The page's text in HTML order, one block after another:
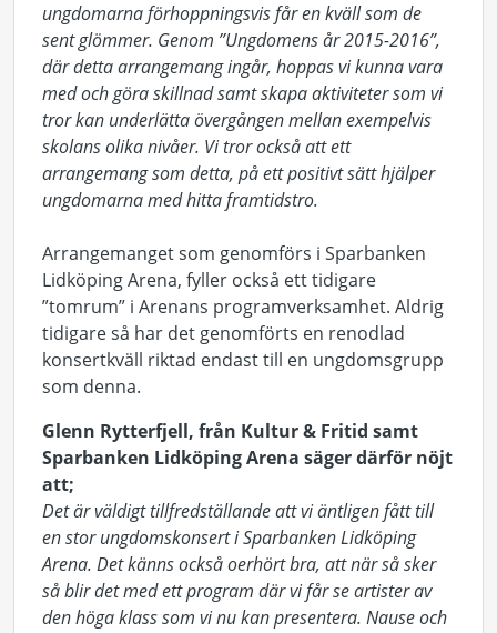
ungdomarna förhoppningsvis får en kväll som de
sent glömmer. Genom ”Ungdomens år 2015-2016”,
där detta arrangemang ingår, hoppas vi kunna vara
med och göra skillnad samt skapa aktiviteter som vi
tror kan underlätta övergången mellan exempelvis
skolans olika nivåer. Vi tror också att ett
arrangemang som detta, på ett positivt sätt hjälper
ungdomarna med hitta framtidstro.
Arrangemanget som genomförs i Sparbanken
Lidköping Arena, fyller också ett tidigare
”tomrum” i Arenans programverksamhet. Aldrig
tidigare så har det genomförts en renodlad
konsertkväll riktad endast till en ungdomsgrupp
som denna.
Glenn Rytterfjell, från Kultur & Fritid samt
Sparbanken Lidköping Arena säger därför nöjt
att;
Det är väldigt tillfredställande att vi äntligen fått till
en stor ungdomskonsert i Sparbanken Lidköping
Arena. Det känns också oerhört bra, att när så sker
så blir det med ett program där vi får se artister av
den höga klass som vi nu kan presentera. Nause och